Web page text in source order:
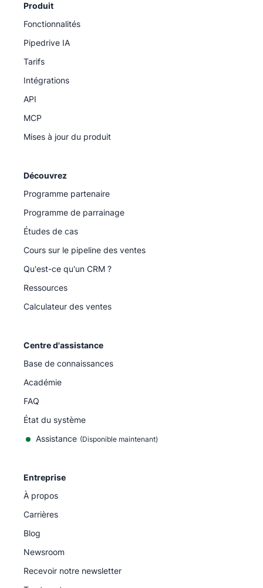
Produit
Fonctionnalités
Pipedrive IA
Tarifs
Intégrations
API
MCP
Mises à jour du produit
Découvrez
Programme partenaire
Programme de parrainage
Études de cas
Cours sur le pipeline des ventes
Qu'est-ce qu'un CRM ?
Ressources
Calculateur des ventes
Centre d'assistance
Base de connaissances
Académie
FAQ
État du système
Assistance (Disponible maintenant)
Entreprise
À propos
Carrières
Blog
Newsroom
Recevoir notre newsletter